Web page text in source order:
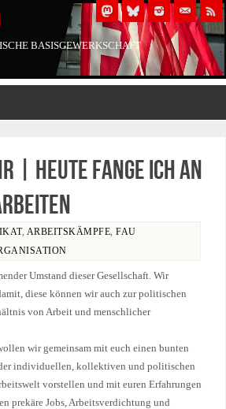
BASISGEWERKSCHAFT
| Heute fange ich an
, ARBEITSKÄMPFE,FAU
Umstand dieser Gesellschaft. Wir
diese können wir auch zur politischen
von Arbeit und menschlicher
wir gemeinsam mit euch einen bunten
individuellen, kollektiven und politischen
vorstellen und mit euren Erfahrungen
prekäre Jobs, Arbeitsverdichtung und